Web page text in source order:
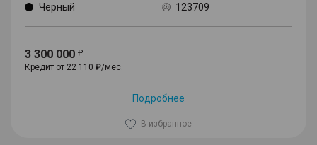
Черный
123709
3 300 000
Кредит от 22 110 ₽/мес.
Подробнее
В избранное